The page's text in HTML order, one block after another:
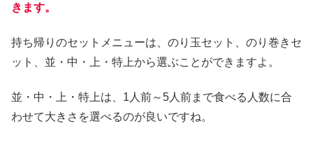
きます。
持ち帰りのセットメニューは、のり玉セット、のり巻きセ
ット、並・中・上・特上から選ぶことができますよ。
並・中・上・特上は、1人前～5人前まで食べる人数に合
わせて大きさを選べるのが良いですね。